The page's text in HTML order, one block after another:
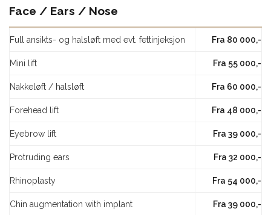
Face / Ears / Nose
Full ansikts- og halsløft med evt. fettinjeksjon Fra 80 000,-
Mini lift Fra 55 000,-
Nakkeløft / halsløft Fra 60 000,-
Forehead lift Fra 48 000,-
Eyebrow lift Fra 39 000,-
Protruding ears Fra 32 000,-
Rhinoplasty Fra 54 000,-
Chin augmentation with implant Fra 39 000,-